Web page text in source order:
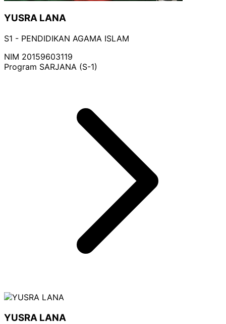
YUSRA LANA
S1 - PENDIDIKAN AGAMA ISLAM
NIM 20159603119
Program SARJANA (S-1)
YUSRA LANA